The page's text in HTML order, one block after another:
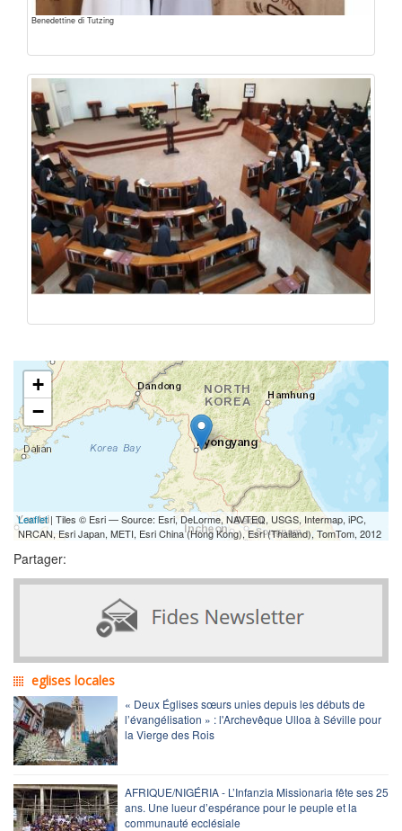
Benedettine di Tutzing
+
−
Leaflet| Tiles © Esri — Source: Esri, DeLorme, NAVTEQ, USGS, Intermap, iPC,
NRCAN, Esri Japan, METI, Esri China (Hong Kong), Esri (Thailand), TomTom, 2012
Partager:
eglises locales
« Deux Églises sœurs unies depuis les débuts de
l’évangélisation » : l'Archevêque Ulloa à Séville pour
la Vierge des Rois
AFRIQUE/NIGÉRIA - L’Infanzia Missionaria fête ses 25
ans. Une lueur d’espérance pour le peuple et la
communauté ecclésiale